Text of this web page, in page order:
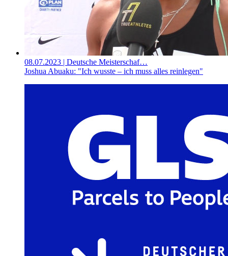
08.07.2023 | Deutsche Meisterschaf…
Joshua Abuaku: "Ich wusste – ich muss alles reinlegen"